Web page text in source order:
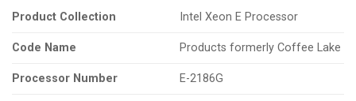
Product Collection Intel Xeon E Processor
Code Name Products formerly Coffee Lake
Processor Number E-2186G